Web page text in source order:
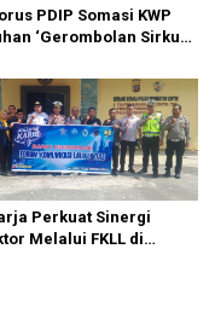
PDIP Somasi KWP
‘Gerombolan Sirkus’,
Ahmad
Perkuat Sinergi
Melalui FKLL di